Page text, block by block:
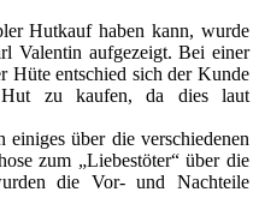
Hutkauf haben kann, wurde
Valentin aufgezeigt. Bei einer
Hüte entschied sich der Kunde
Hut zu kaufen, da dies laut
über die verschiedenen
zum „Liebestöter“ über die
die Vor- und Nachteile